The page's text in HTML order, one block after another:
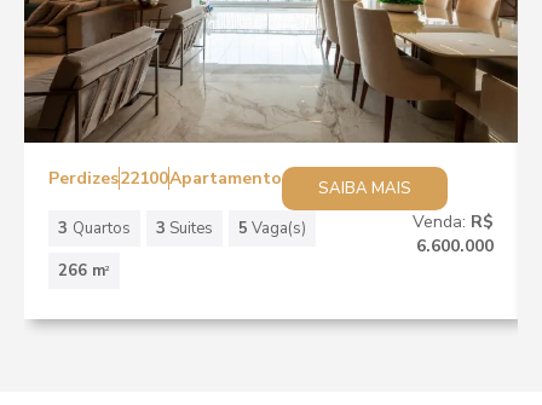
Perdizes22100Apartamento
SAIBA MAIS
3 Quartos 3 Suites 5 Vaga(s)
266 m2
Venda: R$
6.600.000